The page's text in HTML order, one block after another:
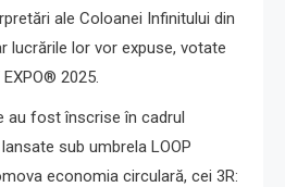
ale Coloanei Infinitului din
lucrările lor vor expuse, votate
2025.
au fost înscrise în cadrul
sub umbrela LOOP
economia circulară, cei 3R: